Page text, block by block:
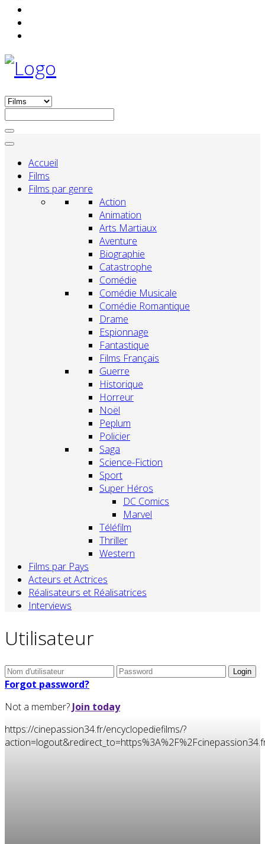
Accueil
Films
Films par genre
Action
Animation
Arts Martiaux
Aventure
Biographie
Catastrophe
Comédie
Comédie Musicale
Comédie Romantique
Drame
Espionnage
Fantastique
Films Français
Guerre
Historique
Horreur
Noël
Peplum
Policier
Saga
Science-Fiction
Sport
Super Héros
DC Comics
Marvel
Téléfilm
Thriller
Western
Films par Pays
Acteurs et Actrices
Réalisateurs et Réalisatrices
Interviews
Utilisateur
Forgot password?
Not a member? Join today
https://cinepassion34.fr/encyclopediefilms/?